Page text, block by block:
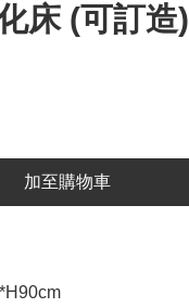
床 (可訂造)
加至購物車